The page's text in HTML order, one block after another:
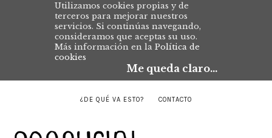
Utilizamos cookies propias y de
terceros para mejorar nuestros
servicios. Si continúas navegando,
consideramos que aceptas su uso.
Más información en la Política de
cookies
Me queda claro...
¿DE QUÉ VA ESTO? CONTACTO